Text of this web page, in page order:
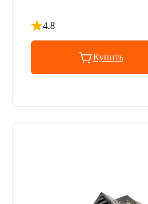
4.8
Рейтинг 4.8 из 5
Купить